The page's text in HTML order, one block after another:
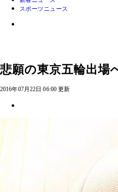
スポーツニュース
悲願の東京五輪出場
2016年07月22日 06:00 更新